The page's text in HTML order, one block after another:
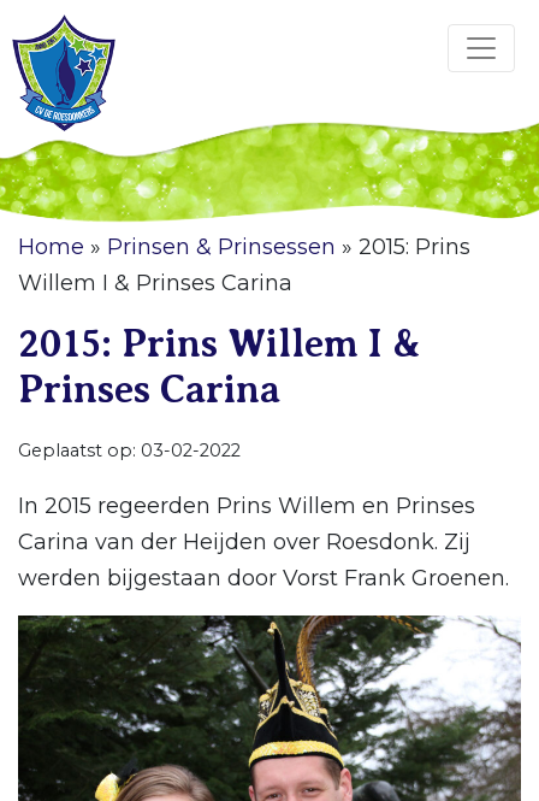
Home » Prinsen & Prinsessen » 2015: Prins
Willem I & Prinses Carina
2015: Prins Willem I &
Prinses Carina
Geplaatst op: 03-02-2022
In 2015 regeerden Prins Willem en Prinses
Carina van der Heijden over Roesdonk. Zij
werden bijgestaan door Vorst Frank Groenen.